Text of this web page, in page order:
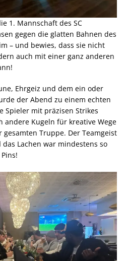
1. Mannschaft des SC
gegen die glatten Bahnen des
– und bewies, dass sie nicht
auch mit einer ganz anderen
Ehrgeiz und dem ein oder
der Abend zu einem echten
Spieler mit präzisen Strikes
andere Kugeln für kreative Wege
Truppe. Der Teamgeist
Lachen war mindestens so